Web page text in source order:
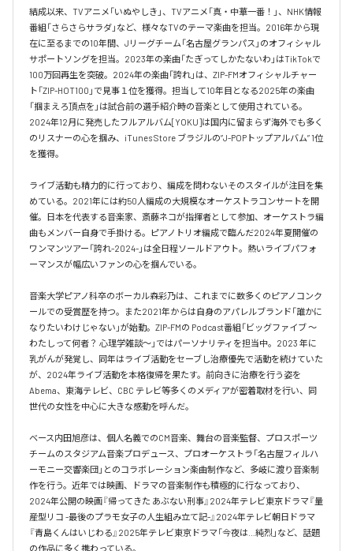
結成以来、TVアニメ「いぬやしき」、TVアニメ「真・中華一番！」、NHK情報
番組「さらさらサラダ」など、様々なTVのテーマ楽曲を担当。2016年から現
在に至るまでの10年間、Jリーグチーム「名古屋グランパス」のオフィシャル
サポートソングを担当。2023年の楽曲「たぎってしかたないわ」はTikTokで
100万回再生を突破。2024年の楽曲「誇れ」は、ZIP-FMオフィシャルチャー
ト「ZIP-HOT100」で見事１位を獲得。担当して10年目となる2025年の楽曲
「掴まえろ頂点を」は試合前の選手紹介時の音楽として使用されている。
2024年12月に発売したフルアルバム[YOKU]は国内に留まらず海外でも多く
のリスナーの心を掴み、iTunes Store ブラジルの”J-POPトップアルバム” 1位
を獲得。
ライブ活動も精力的に行っており、編成を問わないそのスタイルが注目を集
めている。2021年には約50人編成の大規模なオーケストラコンサートを開
催。日本を代表する音楽家、斎藤ネコが指揮者として参加、オーケストラ編
曲もメンバー自身で手掛ける。ピアノトリオ編成で臨んだ2024年夏開催の
ワンマンツアー「誇れ-2024-」は全日程ソールドアウト。熱いライブパフォ
ーマンスが幅広いファンの心を掴んでいる。
音楽大学ピアノ科卒のボーカル森彩乃は、これまでに数多くのピアノコンク
ールでの受賞歴を持つ。また2021年からは自身のアパレルブランド「誰かに
なりたいわけじゃない」が始動。ZIP-FMの Podcast番組「ビッグファイブ 〜
わたしって何者？ 心理学雑談〜」ではパーソナリティを担当中。2023 年に
乳がんが発覚し、同年はライブ活動をセーブし治療優先で活動を続けていた
が、2024年ライブ活動を本格復帰を果たす。前向きに治療を行う姿を
Abema、東海テレビ、CBC テレビ等多くのメディアが密着取材を行い、同
世代の女性を中心に大きな感動を呼んだ。
ベース内田旭彦は、個人名義でのCM音楽、舞台の音楽監督、プロスポーツ
チームのスタジアム音楽プロデュース、プロオーケストラ「名古屋フィルハ
ーモニー交響楽団」とのコラボレーション楽曲制作など、多岐に渡り音楽制
作を行う。近年では映画、ドラマの音楽制作も積極的に行なっており、
2024年公開の映画『帰ってきた あぶない刑事』2024年テレビ東京ドラマ『量
産型リコ -最後のプラモ女子の人生組み立て記-』2024年テレビ朝日ドラマ
『青島くんはいじわる』2025年テレビ東京ドラマ「今夜は…純烈」など、話題
の作品に多く携わっている。